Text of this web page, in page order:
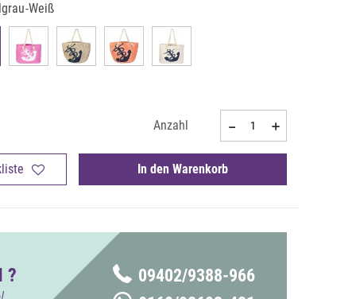
Weiß
Anzahl
In den Warenkorb
?
09402/9388-966